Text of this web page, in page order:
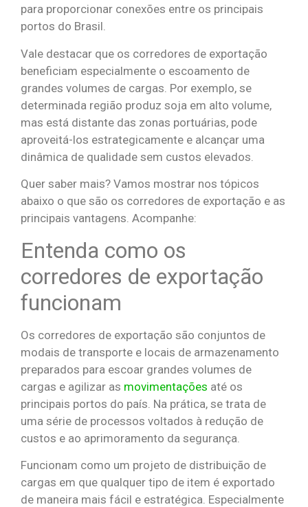
para proporcionar conexões entre os principais
portos do Brasil.
Vale destacar que os corredores de exportação
beneficiam especialmente o escoamento de
grandes volumes de cargas. Por exemplo, se
determinada região produz soja em alto volume,
mas está distante das zonas portuárias, pode
aproveitá-los estrategicamente e alcançar uma
dinâmica de qualidade sem custos elevados.
Quer saber mais? Vamos mostrar nos tópicos
abaixo o que são os corredores de exportação e as
principais vantagens. Acompanhe:
Entenda como os
corredores de exportação
funcionam
Os corredores de exportação são conjuntos de
modais de transporte e locais de armazenamento
preparados para escoar grandes volumes de
cargas e agilizar as movimentações até os
principais portos do país. Na prática, se trata de
uma série de processos voltados à redução de
custos e ao aprimoramento da segurança.
Funcionam como um projeto de distribuição de
cargas em que qualquer tipo de item é exportado
de maneira mais fácil e estratégica. Especialmente